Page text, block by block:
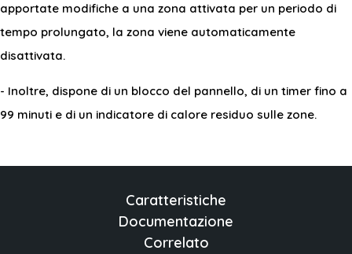
apportate modifiche a una zona attivata per un periodo di
tempo prolungato, la zona viene automaticamente
disattivata.
- Inoltre, dispone di un blocco del pannello, di un timer fino a
99 minuti e di un indicatore di calore residuo sulle zone.
Caratteristiche
Documentazione
Correlato